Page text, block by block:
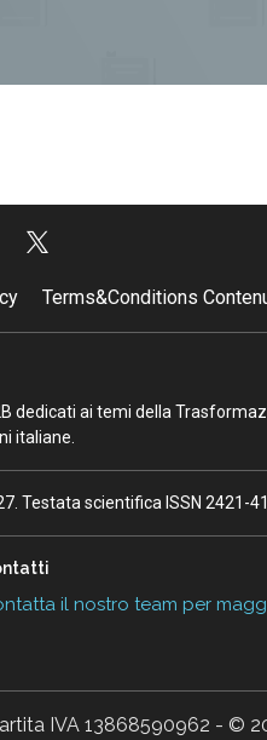
Terms&Conditions
dedicati ai temi della
italiane.
Testata scientifica ISSN 2421-
il nostro team per
IVA 13868590962 - ©